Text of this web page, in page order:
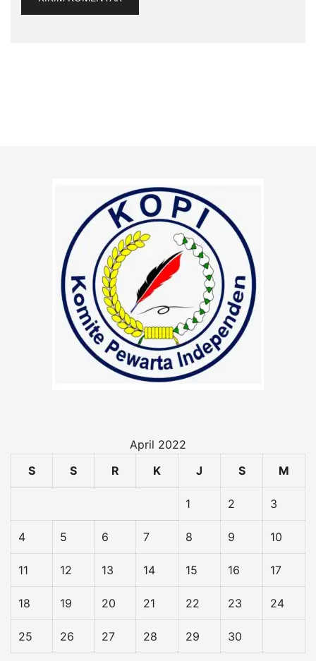
April 2022
S
S R K J S M
1 2 3
4 5 6 7 8 9 10
11 12 13 14 15 16 17
18 19 20 21 22 23 24
25 26 27 28 29 30